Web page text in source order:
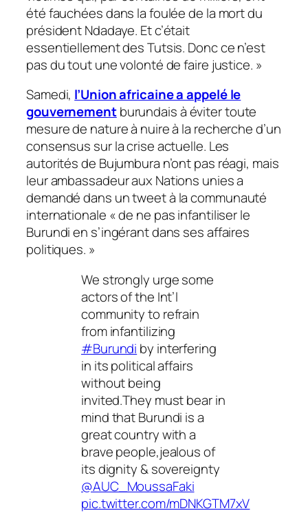
été fauchées dans la foulée de la mort du
président Ndadaye. Et c’était
essentiellement des Tutsis. Donc ce n’est
pas du tout une volonté de faire justice. »
Samedi, l’Union africaine a appelé le
gouvernementburundais à éviter toute
mesure de nature à nuire à la recherche d’un
consensus sur la crise actuelle. Les
autorités de Bujumbura n’ont pas réagi, mais
leur ambassadeur aux Nations unies a
demandé dans un tweet à la communauté
internationale «de ne pas infantiliser le
Burundi en s’ingérant dans ses affaires
politiques. »
We strongly urge some
actors of the Int’l
community to refrain
from infantilizing
#Burundi by interfering
in its political affairs
without being
invited.They must bear in
mind that Burundi is a
great country with a
brave people,jealous of
its dignity & sovereignty
@AUC_MoussaFaki
pic.twitter.com/mDNKGTM7xV